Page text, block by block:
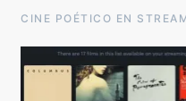
CINE POÉTICO EN